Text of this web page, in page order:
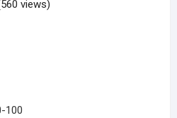
views)
100